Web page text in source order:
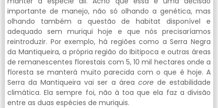
importante de manejo, não só olhando a genética, mas
olhando também a questão de habitat disponível e
adequado sem muriqui hoje e que nós precisaríamos
reintroduzir. Por exemplo, há regiões como a Serra Negra
da Mantiqueira, a própria região do Ibitipoca e outras áreas
de remanescentes florestais com 5, 10 mil hectares onde a
floresta se manterá muito parecida com o que é hoje. A
Serra da Mantiqueira vai ser a área core de estabilidade
climática. Ela sempre foi, não à toa que ela faz a divisão
entre as duas espécies de muriquis.